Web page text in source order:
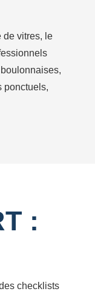
de vitres, le
ponctuels,
:
checklists